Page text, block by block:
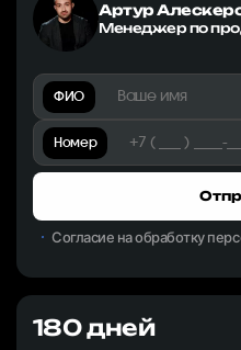
Артур
Менеджер по
ФИО
Номер
Согласие на обработку
180 дней